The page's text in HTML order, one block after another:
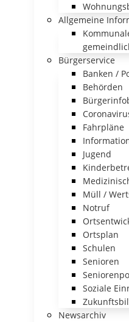
Allgemeine
Bürgerservice
Banken /
Behörden
Fahrpläne
Jugend
Müll /
Notruf
Ortsplan
Schulen
Senioren
Soziale
Newsarchiv